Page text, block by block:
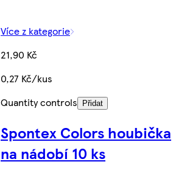
Více z kategorie
21,90 Kč
0,27 Kč/kus
Quantity controls
Přidat
Spontex Colors houbička
na nádobí 10 ks